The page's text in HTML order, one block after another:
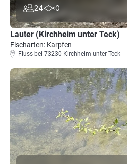
24 0
Lauter (Kirchheim unter Teck)
Fischarten: Karpfen
Fluss bei 73230 Kirchheim unter Teck